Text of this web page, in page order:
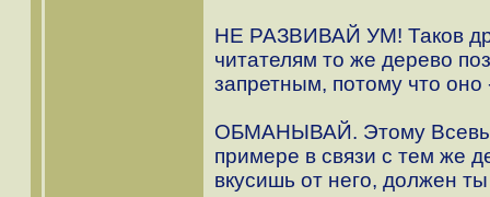
НЕ РАЗВИВАЙ УМ! Таков
читателям то же дерево
запретным, потому что
ОБМАНЫВАЙ. Этому
примере в связи с тем же
вкусишь от него, должен